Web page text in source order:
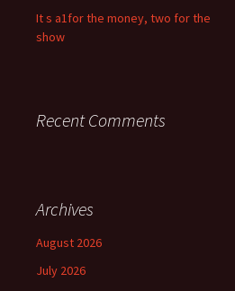
It s a1for the money, two for the
show
Recent Comments
Archives
August 2026
July 2026